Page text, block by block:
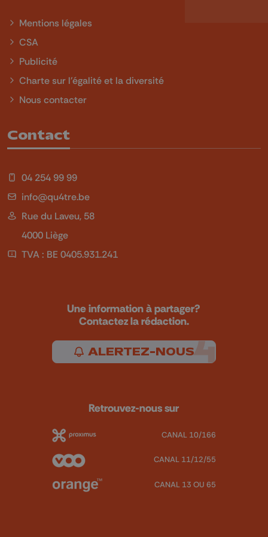
Mentions légales
CSA
Publicité
Charte sur l'égalité et la diversité
Nous contacter
Contact
04 254 99 99
info@qu4tre.be
Rue du Laveu, 58
4000 Liège
TVA : BE 0405.931.241
Une information à partager?
Contactez la rédaction.
ALERTEZ-NOUS
Retrouvez-nous sur
CANAL 10/166
CANAL 11/12/55
CANAL 13 OU 65